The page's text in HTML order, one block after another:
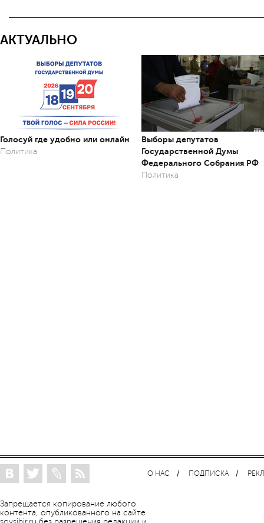
АКТУАЛЬНО
Голосуй где удобно или онлайн
Политика
Выборы депутатов
Государственной Думы
Федерального Собрания РФ
Политика
Запрещается копирование любого
контента, опубликованного на сайте
О НАС ПОДПИСКА